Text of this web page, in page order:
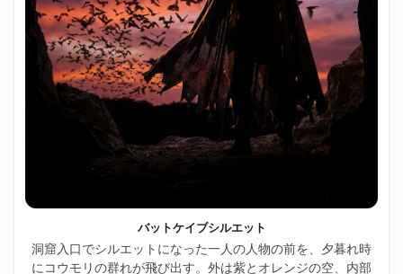
バットケイブシルエット
洞窟入口でシルエットになった一人の人物の前を、夕暮れ時
にコウモリの群れが飛び出す。外は紫とオレンジの空、内部